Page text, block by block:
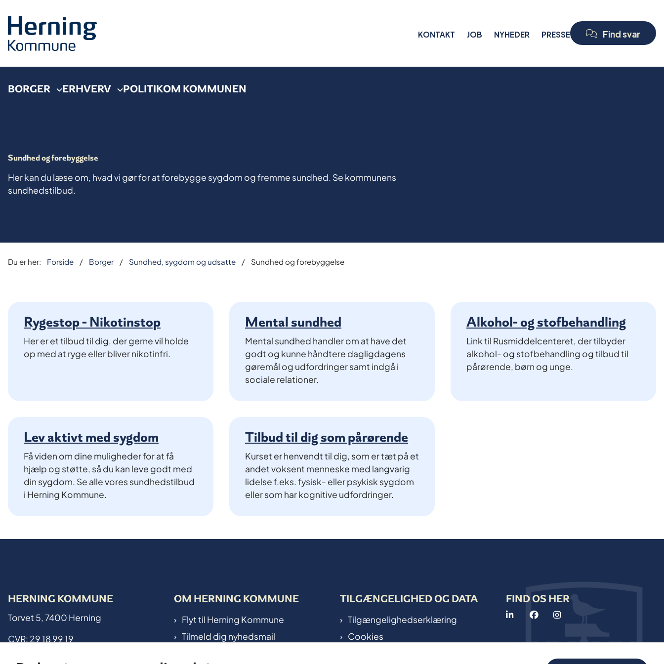
KONTAKT JOB NYHEDER PRESSE Find svar
BORGER ERHVERV POLITIKOM KOMMUNEN
Sundhed og forebyggelse
Her kan du læse om, hvad vi gør for at forebygge sygdom og fremme sundhed. Se kommunens
sundhedstilbud.
Du er her: Forside Borger Sundhed, sygdom og udsatte Sundhed og forebyggelse
Rygestop - Nikotinstop
Her er et tilbud til dig, der gerne vil holde
op med at ryge eller bliver nikotinfri.
Mental sundhed
Mental sundhed handler om at have det
godt og kunne håndtere dagligdagens
gøremål og udfordringer samt indgå i
sociale relationer.
Alkohol- og stofbehandling
Link til Rusmiddelcenteret, der tilbyder
alkohol- og stofbehandling og tilbud til
pårørende, børn og unge.
Lev aktivt med sygdom
Få viden om dine muligheder for at få
hjælp og støtte, så du kan leve godt med
din sygdom. Se alle vores sundhedstilbud
i Herning Kommune.
Tilbud til dig som pårørende
Kurset er henvendt til dig, som er tæt på et
andet voksent menneske med langvarig
lidelse f.eks. fysisk- eller psykisk sygdom
eller som har kognitive udfordringer.
HERNING KOMMUNE
Torvet 5, 7400 Herning
CVR: 29 18 99 19
Kontakt kommunen
OM HERNING KOMMUNE
Flyt til Herning Kommune
Tilmeld dig nyhedsmail
TILGÆNGELIGHED OG DATA
Tilgængelighedserklæring
Cookies
FIND OS HER